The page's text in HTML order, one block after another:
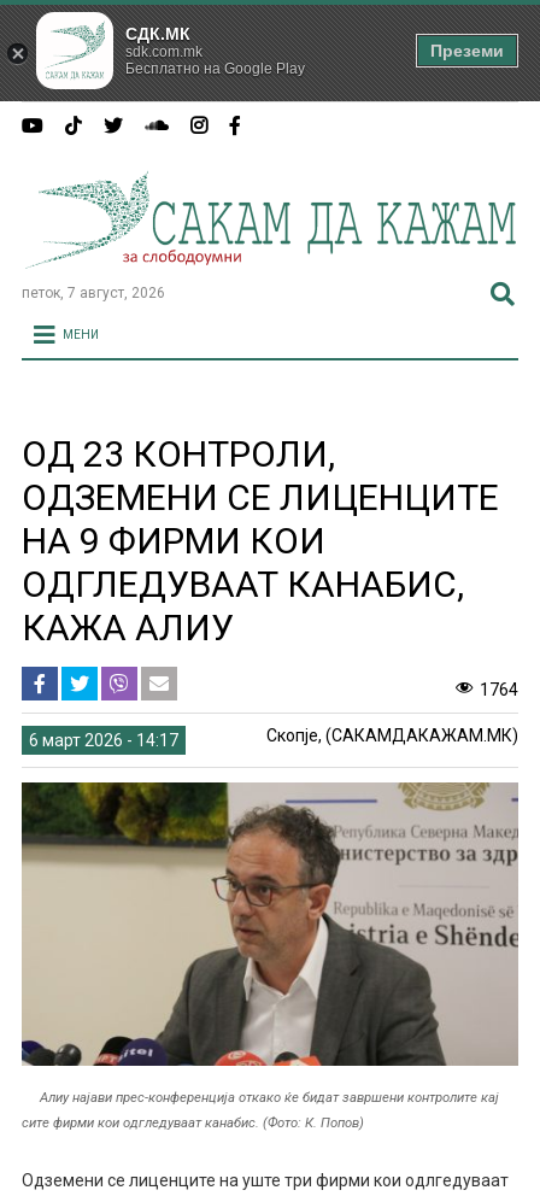
петок, 7 август, 2026
МЕНИ
ОД 23 КОНТРОЛИ,
ОДЗЕМЕНИ СЕ ЛИЦЕНЦИТЕ
НА 9 ФИРМИ КОИ
ОДГЛЕДУВААТ КАНАБИС,
КАЖА АЛИУ
1764
6 март 2026 - 14:17 Скопје, (САКАМДАКАЖАМ.МК)
Алиу најави прес-конференција откако ќе бидат завршени контролите кај
сите фирми кои одгледуваат канабис. (Фото: К. Попов)
Одземени се лиценците на уште три фирми кои одлгедуваат
СДК.МК
sdk.com.mk
Бесплатно на Google Play
Преземи